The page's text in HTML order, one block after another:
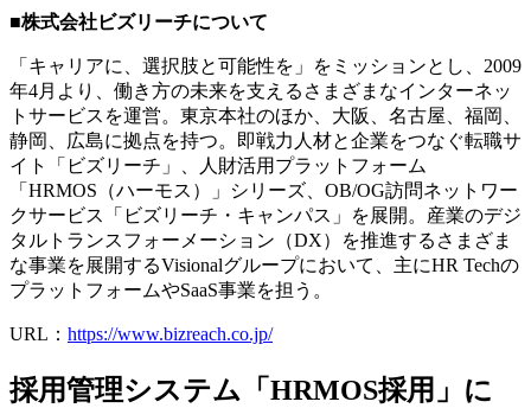
■株式会社ビズリーチについて
「キャリアに、選択肢と可能性を」をミッションとし、2009
年4月より、働き方の未来を支えるさまざまなインターネッ
トサービスを運営。東京本社のほか、大阪、名古屋、福岡、
静岡、広島に拠点を持つ。即戦力人材と企業をつなぐ転職サ
イト「ビズリーチ」、人財活用プラットフォーム
「HRMOS（ハーモス）」シリーズ、OB/OG訪問ネットワー
クサービス「ビズリーチ・キャンパス」を展開。産業のデジ
タルトランスフォーメーション（DX）を推進するさまざま
な事業を展開するVisionalグループにおいて、主にHR Techの
プラットフォームやSaaS事業を担う。
URL： https://www.bizreach.co.jp/
採用管理システム「HRMOS採用」に